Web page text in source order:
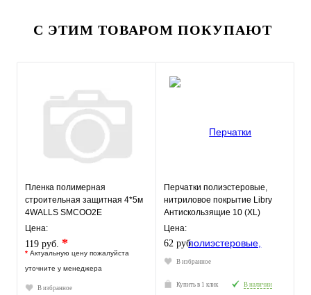
С ЭТИМ ТОВАРОМ ПОКУПАЮТ
Пленка полимерная
строительная защитная 4*5м
4WALLS SMCOO2E
Цена:
119 руб. *
* Актуальную цену пожалуйста
уточните у менеджера
В избранное
Перчатки полиэстеровые,
нитриловое покрытие Libry
Антискользящие 10 (XL)
Цена:
62 руб.
В избранное
Купить в 1 клик В наличии